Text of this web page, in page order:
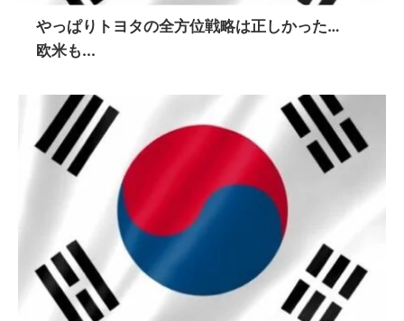
やっぱりトヨタの全方位戦略は正しかった…
欧米も...